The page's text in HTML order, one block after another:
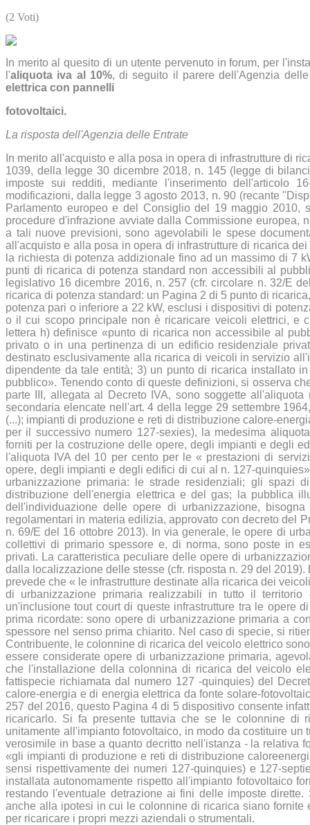
(2 Voti)
In merito al quesito di un utente pervenuto in forum, per
l'aliquota iva al 10%, di seguito il parere dell'Agenzia
elettrica con pannelli
fotovoltaici.
La risposta dell'Agenzia delle Entrate
In merito all'acquisto e alla posa in opera di infrastrutture di
1039, della legge 30 dicembre 2018, n. 145 (legge di
imposte sui redditi, mediante l'inserimento dell'articolo
modificazioni, dalla legge 3 agosto 2013, n. 90 (recante
Parlamento europeo e del Consiglio del 19 maggio
procedure d'infrazione avviate dalla Commissione
a tali nuove previsioni, sono agevolabili le spese
all'acquisto e alla posa in opera di infrastrutture di ricarica
la richiesta di potenza addizionale fino ad un massimo di 7
punti di ricarica di potenza standard non accessibili al
legislativo 16 dicembre 2016, n. 257 (cfr. circolare n. 32/E
ricarica di potenza standard: un Pagina 2 di 5 punto di
potenza pari o inferiore a 22 kW, esclusi i dispositivi di
o il cui scopo principale non è ricaricare veicoli elettrici, e
lettera h) definisce «punto di ricarica non accessibile al
privato o in una pertinenza di un edificio residenziale
destinato esclusivamente alla ricarica di veicoli in servizio
dipendente da tale entità; 3) un punto di ricarica installato
pubblico». Tenendo conto di queste definizioni, si osserva
parte III, allegata al Decreto IVA, sono soggette
secondaria elencate nell'art. 4 della legge 29 settembre
(...); impianti di produzione e reti di distribuzione calore-
per il successivo numero 127-sexies), la medesima
forniti per la costruzione delle opere, degli impianti e degli
l'aliquota IVA del 10 per cento per le « prestazioni di
opere, degli impianti e degli edifici di cui al n. 127-
urbanizzazione primaria: le strade residenziali; gli
distribuzione dell'energia elettrica e del gas; la pubblica
dell'individuazione delle opere di urbanizzazione,
regolamentari in materia edilizia, approvato con decreto del
n. 69/E del 16 ottobre 2013). In via generale, le opere di
collettivi di primario spessore e, di norma, sono poste in
privati. La caratteristica peculiare delle opere di
dalla localizzazione delle stesse (cfr. risposta n. 29 del
prevede che « le infrastrutture destinate alla ricarica dei
di urbanizzazione primaria realizzabili in tutto il
un'inclusione tout court di queste infrastrutture tra le opere
prima ricordate: sono opere di urbanizzazione primaria a
spessore nel senso prima chiarito. Nel caso di specie, si
Contribuente, le colonnine di ricarica del veicolo elettrico
essere considerate opere di urbanizzazione primaria,
che l'installazione della colonnina di ricarica del veicolo
fattispecie richiamata dal numero 127 -quinquies) del
calore-energia e di energia elettrica da fonte solare-
257 del 2016, questo Pagina 4 di 5 dispositivo consente
ricaricarlo. Si fa presente tuttavia che se le colonnine di
unitamente all'impianto fotovoltaico, in modo da costituire
verosimile in base a quanto decritto nell'istanza - la relativa
«gli impianti di produzione e reti di distribuzione
sensi rispettivamente dei numeri 127-quinquies) e 127-
installata autonomamente rispetto all'impianto fotovoltaico
restando l'eventuale detrazione ai fini delle imposte
anche alla ipotesi in cui le colonnine di ricarica siano
per ricaricare i propri mezzi aziendali o strumentali.